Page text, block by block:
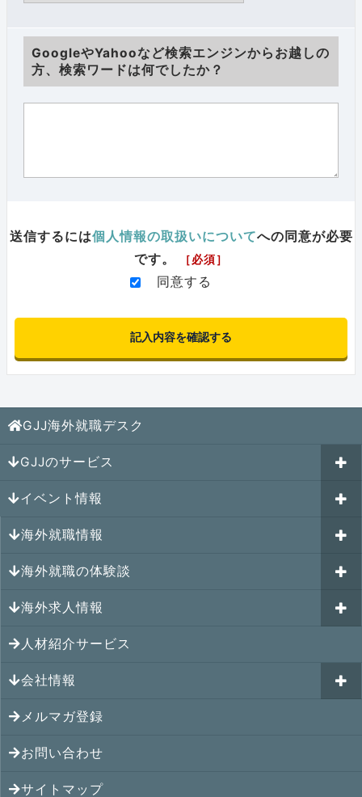
GoogleやYahooなど検索エンジンからお越しの
方、検索ワードは何でしたか？
送信するには個人情報の取扱いについてへの同意が必要
です。
［必須］
同意する
GJJ海外就職デスク
GJJのサービス
海外就職カウンセリング
はじめての海外就職セミナー
キャリアパスポートAI
GJJキャリア伴走プログラム
GJJキャリアコミュニティ
イベント情報
参加受付中のイベント
過去のイベント一覧
海外就職情報
アメリカの就職情報
カナダの就職情報
メキシコの就職情報
ヨーロッパの就職情報
オセアニアの就職情報
シンガポールの就職情報
マレーシアの就職情報
海外就職の体験談
海外就職その後の体験談
シンガポール就職の体験談
マレーシア就職の体験談
タイ就職の体験談
ベトナム就職の体験談
インドネシア就職の体験談
海外求人情報
シンガポールの求人
マレーシアの求人
タイの求人
ベトナムの求人
インドネシアの求人
人材紹介サービス
会社情報
アクセス
メンバー紹介
提携先
メルマガ登録
お問い合わせ
サイトマップ